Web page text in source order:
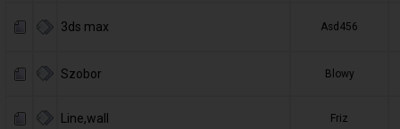
3ds max Asd456
Szobor Blowy
Line,wall Friz